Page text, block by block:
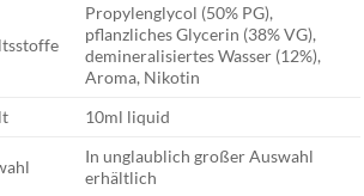
Propylenglycol (50% PG),
pflanzliches Glycerin (38% VG),
demineralisiertes Wasser (12%),
Aroma, Nikotin
10ml liquid
In unglaublich großer Auswahl
erhältlich